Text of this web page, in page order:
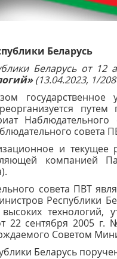
Беларусь
Беларусь от
(13.04.2023, 1/
государственное
совета
и
компанией
совета ПВТ
Республики
технологий,
22 сентября 2005
Советом
Беларусь